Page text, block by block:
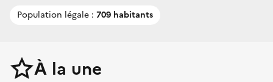
Population légale : 709 habitants
À la une